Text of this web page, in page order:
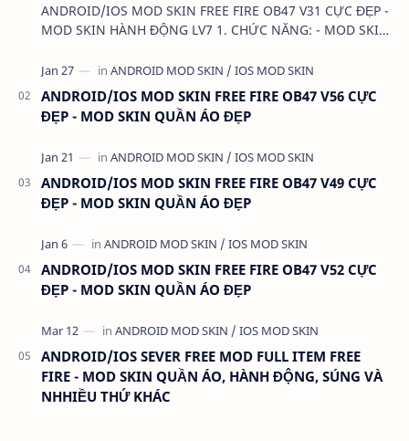
ANDROID/IOS MOD SKIN FREE FIRE OB47 V31 CỰC ĐẸP -
MOD SKIN HÀNH ĐỘNG LV7 1. CHỨC NĂNG: - MOD SKIN
LIN…
ANDROID/IOS MOD SKIN FREE FIRE OB47 V56 CỰC
ĐẸP - MOD SKIN QUẦN ÁO ĐẸP
ANDROID/IOS MOD SKIN FREE FIRE OB47 V49 CỰC
ĐẸP - MOD SKIN QUẦN ÁO ĐẸP
ANDROID/IOS MOD SKIN FREE FIRE OB47 V52 CỰC
ĐẸP - MOD SKIN QUẦN ÁO ĐẸP
ANDROID/IOS SEVER FREE MOD FULL ITEM FREE
FIRE - MOD SKIN QUẦN ÁO, HÀNH ĐỘNG, SÚNG VÀ
NHHIỀU THỨ KHÁC